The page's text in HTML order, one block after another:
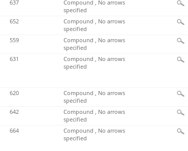
637
Compound , No arrows
specified
652
Compound , No arrows
specified
559
Compound , No arrows
specified
631
Compound , No arrows
specified
620
Compound , No arrows
specified
642
Compound , No arrows
specified
664
Compound , No arrows
specified